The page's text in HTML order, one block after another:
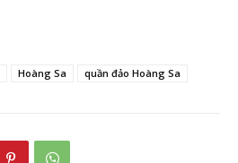
Hoàng Sa quần đảo Hoàng Sa